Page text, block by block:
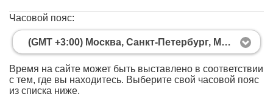
Часовой пояс:
(GMT +3:00) Москва, Санкт-Петербург, Минск
Время на сайте может быть выставлено в соответствии
с тем, где вы находитесь. Выберите свой часовой пояс
из списка ниже.